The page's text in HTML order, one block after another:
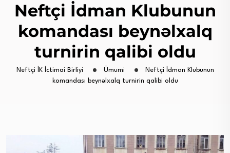
Neftçi İdman Klubunun
komandası beynəlxalq
turnirin qalibi oldu
Neftçi İK İctimai Birliyi Ümumi
Neftçi İdman Klubunun
komandası beynəlxalq turnirin qalibi oldu